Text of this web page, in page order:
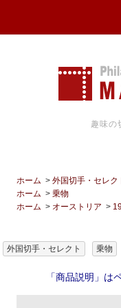
趣味の
ホーム >外国切手・セレク
ホーム >乗物
ホーム > オーストリア >
外国切手・セレクト 乗物
「商品説明」は